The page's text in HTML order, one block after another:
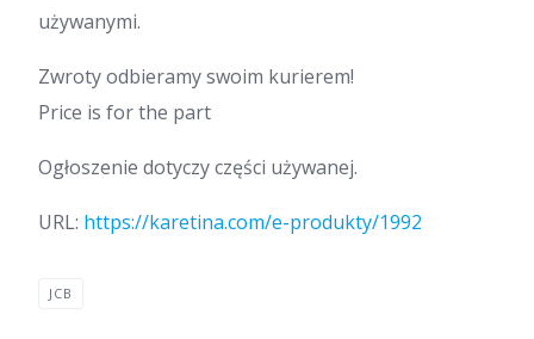
używanymi.
Zwroty odbieramy swoim kurierem!
Price is for the part
Ogłoszenie dotyczy części używanej.
URL: https://karetina.com/e-produkty/1992
JCB